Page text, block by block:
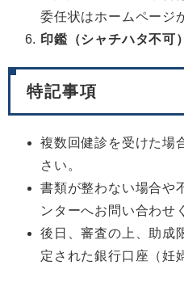
委任状はホームページ
印鑑（シャチハタ不可）
特記事項
複数回健診を受けた場
さい。
書類が整わない場合や
ンターへお問い合わせ
後日、審査の上、助成
定された銀行口座（妊